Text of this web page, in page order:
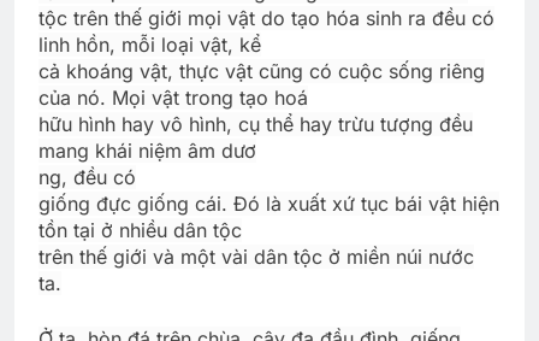
tộc trên thế giới mọi vật do tạo hóa sinh ra đều có
linh hồn, mỗi loại vật, kể
cả khoáng vật, thực vật cũng có cuộc sống riêng
của nó. Mọi vật trong tạo hoá
hữu hình hay vô hình, cụ thể hay trừu tượng đều
mang khái niệm âm dươ
ng, đều có
giống đực giống cái. Ðó là xuất xứ tục bái vật hiện
tồn tại ở nhiều dân tộc
trên thế giới và một vài dân tộc ở miền núi nước
ta.